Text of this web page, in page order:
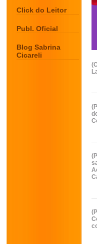
Click do Leitor
Publ. Oficial
Blog Sabrina
Cicareli